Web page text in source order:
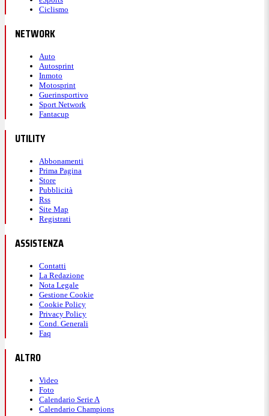
Ciclismo
NETWORK
Auto
Autosprint
Inmoto
Motosprint
Guerinsportivo
Sport Network
Fantacup
UTILITY
Abbonamenti
Prima Pagina
Store
Pubblicità
Rss
Site Map
Registrati
ASSISTENZA
Contatti
La Redazione
Nota Legale
Gestione Cookie
Cookie Policy
Privacy Policy
Cond. Generali
Faq
ALTRO
Video
Foto
Calendario Serie A
Calendario Champions